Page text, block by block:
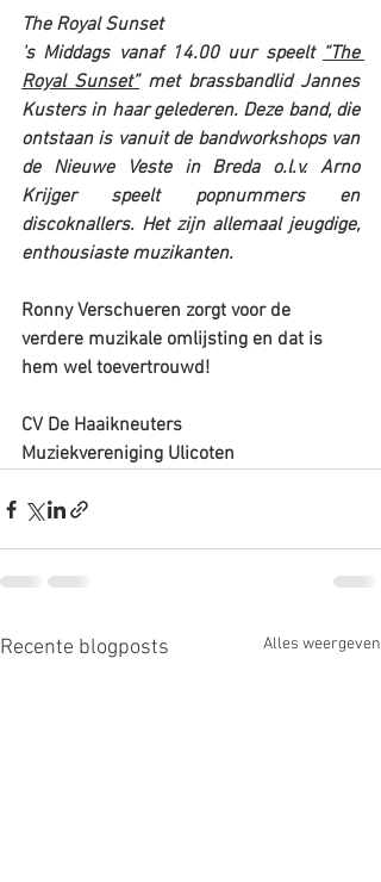
The Royal Sunset
's Middags vanaf 14.00 uur speelt “The
Royal Sunset” met brassbandlid Jannes
Kusters in haar gelederen. Deze band, die
ontstaan is vanuit de bandworkshops van
de Nieuwe Veste in Breda o.l.v. Arno
Krijger speelt popnummers en
discoknallers. Het zijn allemaal jeugdige,
enthousiaste muzikanten.
Ronny Verschueren zorgt voor de
verdere muzikale omlijsting en dat is
hem wel toevertrouwd!
CV De Haaikneuters
Muziekvereniging Ulicoten
Recente blogposts Alles weergeven